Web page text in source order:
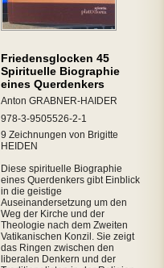
Friedensglocken 45
Spirituelle Biographie
eines Querdenkers
Anton GRABNER-HAIDER
978-3-9505526-2-1
9 Zeichnungen von Brigitte
HEIDEN
Diese spirituelle Biographie
eines Querdenkers gibt Einblick
in die geistige
Auseinandersetzung um den
Weg der Kirche und der
Theologie nach dem Zweiten
Vatikanischen Konzil. Sie zeigt
das Ringen zwischen den
liberalen Denkern und der